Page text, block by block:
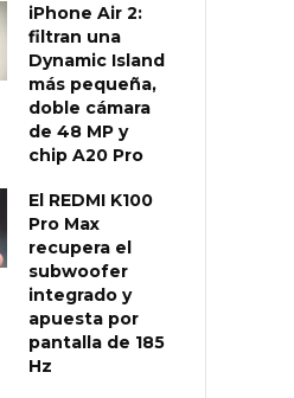
iPhone Air 2:
filtran una
Dynamic Island
más pequeña,
doble cámara
de 48 MP y
chip A20 Pro
El REDMI K100
Pro Max
recupera el
subwoofer
integrado y
apuesta por
pantalla de 185
Hz